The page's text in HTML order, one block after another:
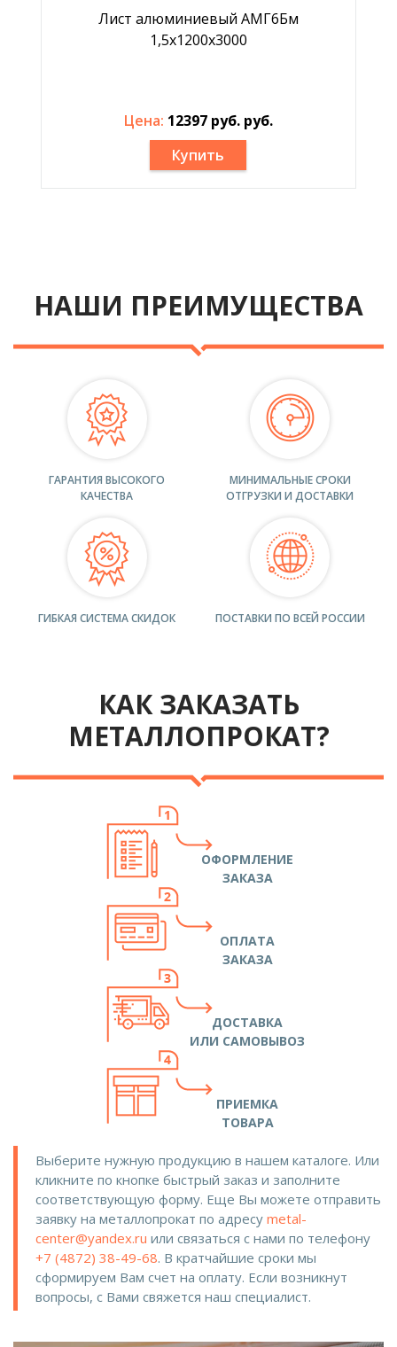
Лист алюминиевый АМГ6Бм
1,5х1200х3000
Цена: 12397 руб. руб.
Купить
НАШИ ПРЕИМУЩЕСТВА
ГАРАНТИЯ ВЫСОКОГО
КАЧЕСТВА
МИНИМАЛЬНЫЕ СРОКИ
ОТГРУЗКИ И ДОСТАВКИ
ГИБКАЯ СИСТЕМА СКИДОК ПОСТАВКИ ПО ВСЕЙ РОССИИ
КАК ЗАКАЗАТЬ
МЕТАЛЛОПРОКАТ?
ОФОРМЛЕНИЕ
ЗАКАЗА
ОПЛАТА
ЗАКАЗА
ДОСТАВКА
ИЛИ САМОВЫВОЗ
ПРИЕМКА
ТОВАРА
Выберите нужную продукцию в нашем каталоге. Или
кликните по кнопке быстрый заказ и заполните
соответствующую форму. Еще Вы можете отправить
заявку на металлопрокат по адресу metal-
center@yandex.ru или связаться с нами по телефону
+7 (4872) 38-49-68. В кратчайшие сроки мы
сформируем Вам счет на оплату. Если возникнут
вопросы, с Вами свяжется наш специалист.